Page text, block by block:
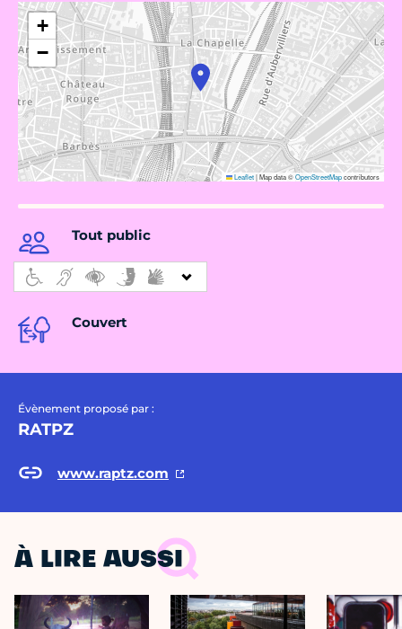
+
−
Leaflet|Map data ©OpenStreetMapcontributors
Tout public
Couvert
Évènement proposé par :
RATPZ
www.raptz.com
À LIRE AUSSI